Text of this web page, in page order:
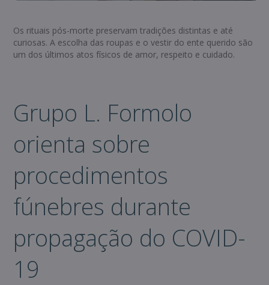
Os rituais pós-morte preservam tradições distintas e até
curiosas. A escolha das roupas e o vestir do ente querido são
um dos últimos atos físicos de amor, respeito e cuidado.
Grupo L. Formolo
orienta sobre
procedimentos
fúnebres durante
propagação do COVID-
19